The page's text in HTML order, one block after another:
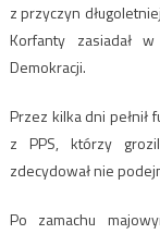
z przyczyn
Korfanty zasiadał
Demokracji.
Przez kilka dni pełnił
z PPS, którzy
zdecydował nie
Po zamachu